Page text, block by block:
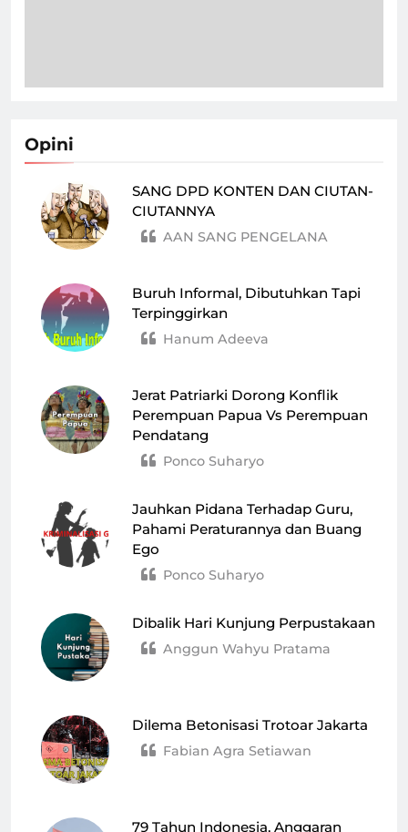
Opini
SANG DPD KONTEN DAN CIUTAN-
CIUTANNYA
AAN SANG PENGELANA
Buruh Informal, Dibutuhkan Tapi
Terpinggirkan
Hanum Adeeva
Jerat Patriarki Dorong Konflik
Perempuan Papua Vs Perempuan
Pendatang
Ponco Suharyo
Jauhkan Pidana Terhadap Guru,
Pahami Peraturannya dan Buang
Ego
Ponco Suharyo
Dibalik Hari Kunjung Perpustakaan
Anggun Wahyu Pratama
Dilema Betonisasi Trotoar Jakarta
Fabian Agra Setiawan
79 Tahun Indonesia, Anggaran